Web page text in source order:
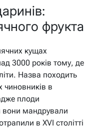
фрукта
кущах
3000 років тому, де
Назва походить
чиновників в
плоди
вони мандрували
в XVI столітті